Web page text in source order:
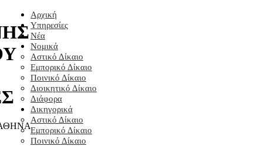
Αρχική
Υπηρεσίες
Νέα
Νομικά
Αστικό Δίκαιο
Εμπορικό Δίκαιο
Ποινικό Δίκαιο
Διοικητικό Δίκαιο
Διάφορα
Δικηγορικά
Αστικό Δίκαιο
Εμπορικό Δίκαιο
Ποινικό Δίκαιο